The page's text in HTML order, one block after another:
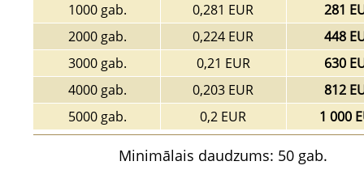
1000 gab.
0,281 EUR
281
2000 gab.
0,224 EUR
448
3000 gab.
0,21 EUR
630
4000 gab.
0,203 EUR
812
5000 gab.
0,2 EUR 1 000
Minimālais daudzums: 50 gab.